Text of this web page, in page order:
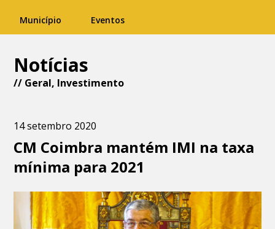
Município Eventos
Notícias
// Geral, Investimento
14 setembro 2020
CM Coimbra mantém IMI na taxa
mínima para 2021